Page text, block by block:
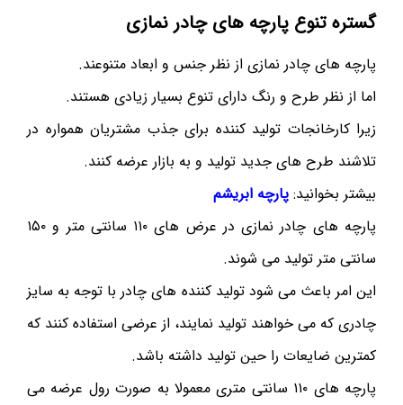
گستره تنوع پارچه های چادر نمازی
پارچه های چادر نمازی از نظر جنس و ابعاد متنوعند.
اما از نظر طرح و رنگ دارای تنوع بسیار زیادی هستند.
زیرا کارخانجات تولید کننده برای جذب مشتریان همواره در
تلاشند طرح های جدید تولید و به بازار عرضه کنند.
بیشتر بخوانید: پارچه ابریشم
پارچه های چادر نمازی در عرض های ۱۱۰ سانتی متر و ۱۵۰
سانتی متر تولید می شوند.
این امر باعث می شود تولید کننده های چادر با توجه به سایز
چادری که می خواهند تولید نمایند، از عرضی استفاده کنند که
کمترین ضایعات را حین تولید داشته باشد.
پارچه های ۱۱۰ سانتی متری معمولا به صورت رول عرضه می